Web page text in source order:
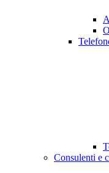
Consulenti e